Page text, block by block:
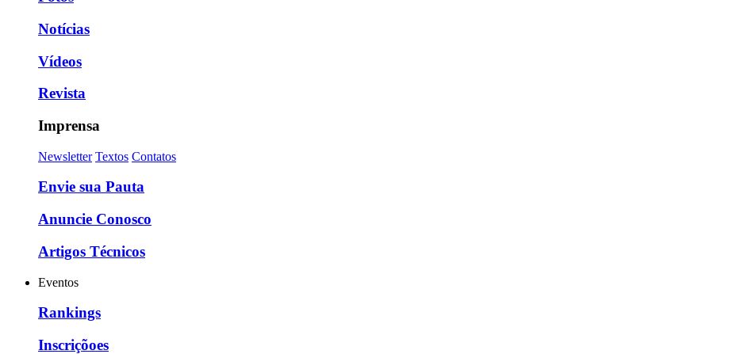
Notícias
Vídeos
Revista
Imprensa
Newsletter Textos Contatos
Envie sua Pauta
Anuncie Conosco
Artigos Técnicos
Eventos
Rankings
Inscriçõoes